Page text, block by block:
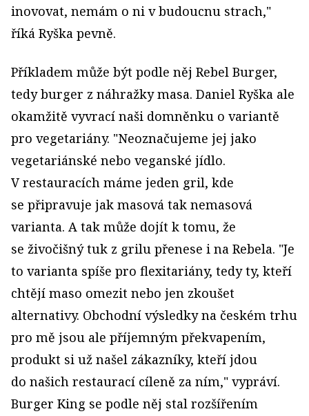
inovovat, nemám o ni v budoucnu strach,"
říká Ryška pevně.
Příkladem může být podle něj Rebel Burger,
tedy burger z náhražky masa. Daniel Ryška ale
okamžitě vyvrací naši domněnku o variantě
pro vegetariány. "Neoznačujeme jej jako
vegetariánské nebo veganské jídlo.
V restauracích máme jeden gril, kde
se připravuje jak masová tak nemasová
varianta. A tak může dojít k tomu, že
se živočišný tuk z grilu přenese i na Rebela. "Je
to varianta spíše pro flexitariány, tedy ty, kteří
chtějí maso omezit nebo jen zkoušet
alternativy. Obchodní výsledky na českém trhu
pro mě jsou ale příjemným překvapením,
produkt si už našel zákazníky, kteří jdou
do našich restaurací cíleně za ním," vypráví.
Burger King se podle něj stal rozšířením